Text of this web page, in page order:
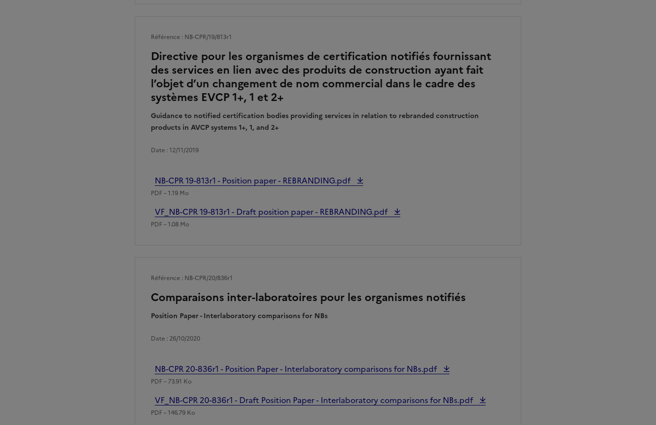
Directive pour les organismes de certification notifiés fournissant
des services en lien avec des produits de construction ayant fait
l’objet d’un changement de nom commercial dans le cadre des
systèmes EVCP 1+, 1 et 2+
Guidance to notified certification bodies providing services in relation to rebranded construction
products in AVCP systems 1+, 1, and 2+
Référence : NB-CPR/19/813r1
Date : 12/11/2019
Fichier
NB-CPR 19-813r1 - Position paper - REBRANDING.pdf
PDF – 1.19 Mo
Fichier
VF_NB-CPR 19-813r1 - Draft position paper - REBRANDING.pdf
PDF – 1.08 Mo
Comparaisons inter-laboratoires pour les organismes notifiés
Position Paper - Interlaboratory comparisons for NBs
Référence : NB-CPR/20/836r1
Date : 26/10/2020
Fichier
NB-CPR 20-836r1 - Position Paper - Interlaboratory comparisons for NBs.pdf
PDF – 73.91 Ko
Fichier
VF_NB-CPR 20-836r1 - Draft Position Paper - Interlaboratory comparisons for NBs.pdf
PDF – 146.79 Ko